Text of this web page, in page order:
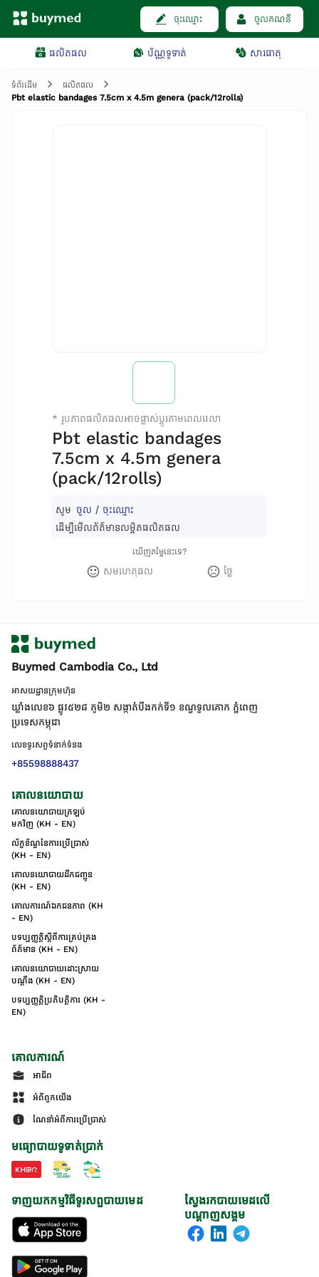
ចុះឈ្មោះ ចូលគណនី
ផលិតផល ប័ណ្ណទូទាត់ សារធាតុ
ទំព័រដើម
ផលិតផល
Pbt elastic bandages 7.5cm x 4.5m genera (pack/12rolls)
* រូបភាពផលិតផលអាចផ្លាស់ប្តូរតាមពេលវេលា
Pbt elastic bandages
7.5cm x 4.5m genera
(pack/12rolls)
សូម ចូល / ចុះឈ្មោះ
ដើម្បីមើលព័ត៌មានលម្អិតផលិតផល
ឃើញតម្លៃនេះទេ?
សមហេតុផល ថ្លៃ
Buymed Cambodia Co., Ltd
អាសយដ្ឋានក្រុមហ៊ុន
ឃ្លាំងលេខ៦ ផ្លូវ៥២៨ ភូមិ២ សង្កាត់់បឹងកក់ទី១ ខណ្ឌទួលគោក ភ្នំពេញ
ប្រទេសកម្ពុជា
លេខទូរសព្ទទំនាក់ទំនង
+85598888437
គោលនយោបាយ
គោលនយោបាយត្រឡប់
មកវិញ (KH - EN)
ល័ក្ខខ័ណ្ឌនៃការប្រើប្រាស់
(KH - EN)
គោលនយោបាយដឹកជញ្ជូន
(KH - EN)
គោលការណ៍ឯកជនភាព (KH
- EN)
បទប្បញ្ញត្តិស្តីពីការគ្រប់គ្រង
ព័ត៌មាន (KH - EN)
គោលនយោបាយដោះស្រាយ
បណ្ដឹង (KH - EN)
បទប្បញ្ញត្តិប្រតិបត្តិការ (KH -
EN)
គោលការណ៍
អាជីព
អំពីពួកយើង
ណែនាំអំពីការប្រើប្រាស់
មធ្យោបាយទូទាត់ប្រាក់
ស្វែងរកបាយមេដលើ
បណ្តាញសង្គម
ទាញយកកម្មវិធីទូរសព្ទបាយមេដ